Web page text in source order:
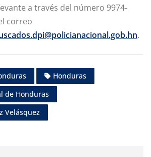
a través del número 9974-
correo
.
Honduras
de Honduras
Velásquez